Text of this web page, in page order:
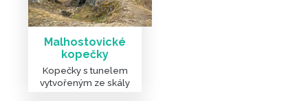
Malhostovické
kopečky
Kopečky s tunelem
vytvořeným ze skály